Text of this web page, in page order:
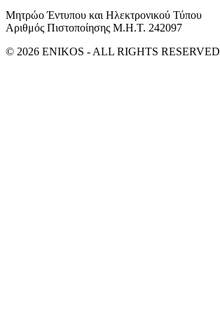
Μητρώο Έντυπου και Ηλεκτρονικού Τύπου
Αριθμός Πιστοποίησης Μ.Η.Τ. 242097
© 2026 ENIKOS - ALL RIGHTS RESERVED